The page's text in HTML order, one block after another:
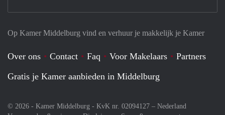
Op Kamer Middelburg vind en verhuur je makkelijk je Kamer
Over ons Contact Faq Voor Makelaars
Partners
Gratis je Kamer aanbieden in Middelburg
© 2026 - Kamer Middelburg - KvK nr. 02094127 – Nederland